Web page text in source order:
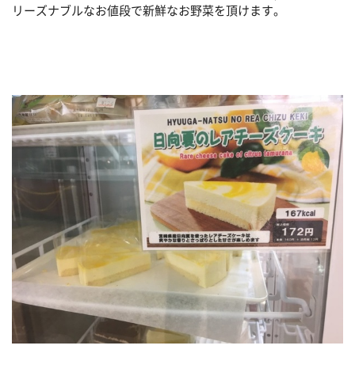
リーズナブルなお値段で新鮮なお野菜を頂けます。